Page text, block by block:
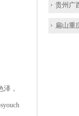
，
贵州广
扁山重